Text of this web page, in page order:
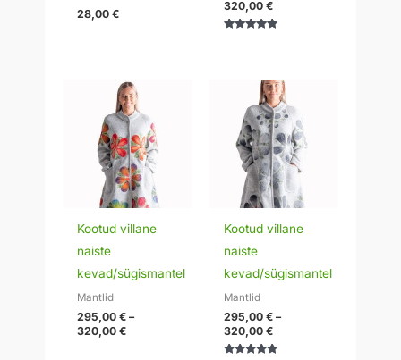
28,00€
320,00€
Kootud villane
naiste
kevad/sügismantel
Mantlid
295,00€ –
320,00€
Hinnavahemik:
295,00 €
kuni
320,00 €
Kootud villane
naiste
kevad/sügismantel
Mantlid
295,00€ –
320,00€
Hinnavahemik:
295,00 €
kuni
320,00 €